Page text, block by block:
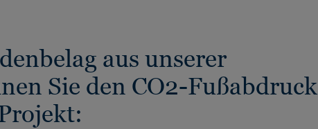
aus unserer
Sie den CO2-Fußabdruck